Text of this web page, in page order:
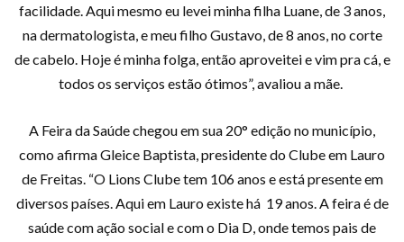
facilidade. Aqui mesmo eu levei minha filha Luane, de 3 anos,
na dermatologista, e meu filho Gustavo, de 8 anos, no corte
de cabelo. Hoje é minha folga, então aproveitei e vim pra cá, e
todos os serviços estão ótimos”, avaliou a mãe.
A Feira da Saúde chegou em sua 20° edição no município,
como afirma Gleice Baptista, presidente do Clube em Lauro
de Freitas. “O Lions Clube tem 106 anos e está presente em
diversos países. Aqui em Lauro existe há 19 anos. A feira é de
saúde com ação social e com o Dia D, onde temos pais de